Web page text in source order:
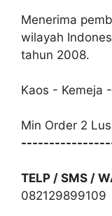
Menerima
wilayah
tahun 2008.
Kaos - Kemeja
Min Order 2
TELP / SMS /
082129899109